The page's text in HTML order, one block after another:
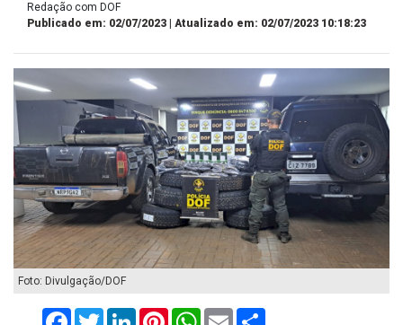
Redação com DOF
Publicado em: 02/07/2023 | Atualizado em: 02/07/2023 10:18:23
Foto: Divulgação/DOF
FacebookTwitterLinkedInPinterestWhatsApp
Email